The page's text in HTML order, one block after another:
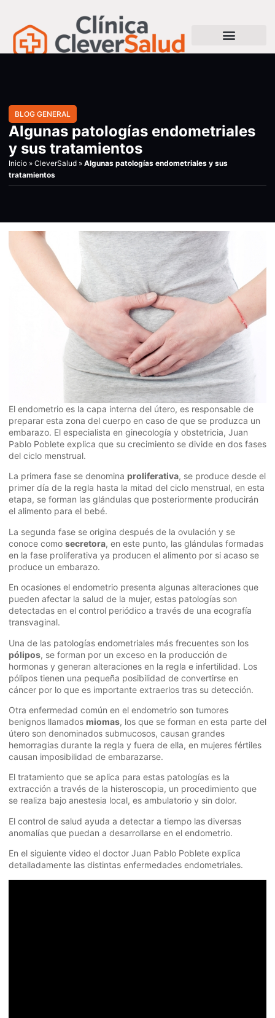
BLOG GENERAL
Algunas patologías endometriales
y sus tratamientos
Inicio » CleverSalud » Algunas patologías endometriales y sus
tratamientos
El endometrio es la capa interna del útero, es responsable de
preparar esta zona del cuerpo en caso de que se produzca un
embarazo. El especialista en ginecología y obstetricia, Juan
Pablo Poblete explica que su crecimiento se divide en dos fases
del ciclo menstrual.
La primera fase se denomina proliferativa, se produce desde el
primer día de la regla hasta la mitad del ciclo menstrual, en esta
etapa, se forman las glándulas que posteriormente producirán
el alimento para el bebé.
La segunda fase se origina después de la ovulación y se
conoce como secretora, en este punto, las glándulas formadas
en la fase proliferativa ya producen el alimento por si acaso se
produce un embarazo.
En ocasiones el endometrio presenta algunas alteraciones que
pueden afectar la salud de la mujer, estas patologías son
detectadas en el control periódico a través de una ecografía
transvaginal.
Una de las patologías endometriales más frecuentes son los
pólipos, se forman por un exceso en la producción de
hormonas y generan alteraciones en la regla e infertilidad. Los
pólipos tienen una pequeña posibilidad de convertirse en
cáncer por lo que es importante extraerlos tras su detección.
Otra enfermedad común en el endometrio son tumores
benignos llamados miomas, los que se forman en esta parte del
útero son denominados submucosos, causan grandes
hemorragias durante la regla y fuera de ella, en mujeres fértiles
causan imposibilidad de embarazarse.
El tratamiento que se aplica para estas patologías es la
extracción a través de la histeroscopia, un procedimiento que
se realiza bajo anestesia local, es ambulatorio y sin dolor.
El control de salud ayuda a detectar a tiempo las diversas
anomalías que puedan a desarrollarse en el endometrio.
En el siguiente video el doctor Juan Pablo Poblete explica
detalladamente las distintas enfermedades endometriales.